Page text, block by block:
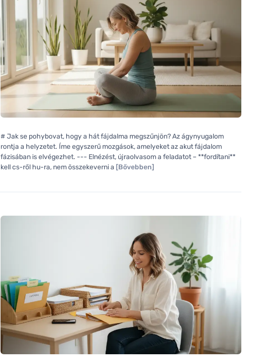
# Jak se pohybovat, hogy a hát fájdalma megszűnjön? Az ágynyugalom
rontja a helyzetet. Íme egyszerű mozgások, amelyeket az akut fájdalom
fázisában is elvégezhet. --- Elnézést, újraolvasom a feladatot – **fordítani**
kell cs-ről hu-ra, nem összekeverni a [Bővebben]